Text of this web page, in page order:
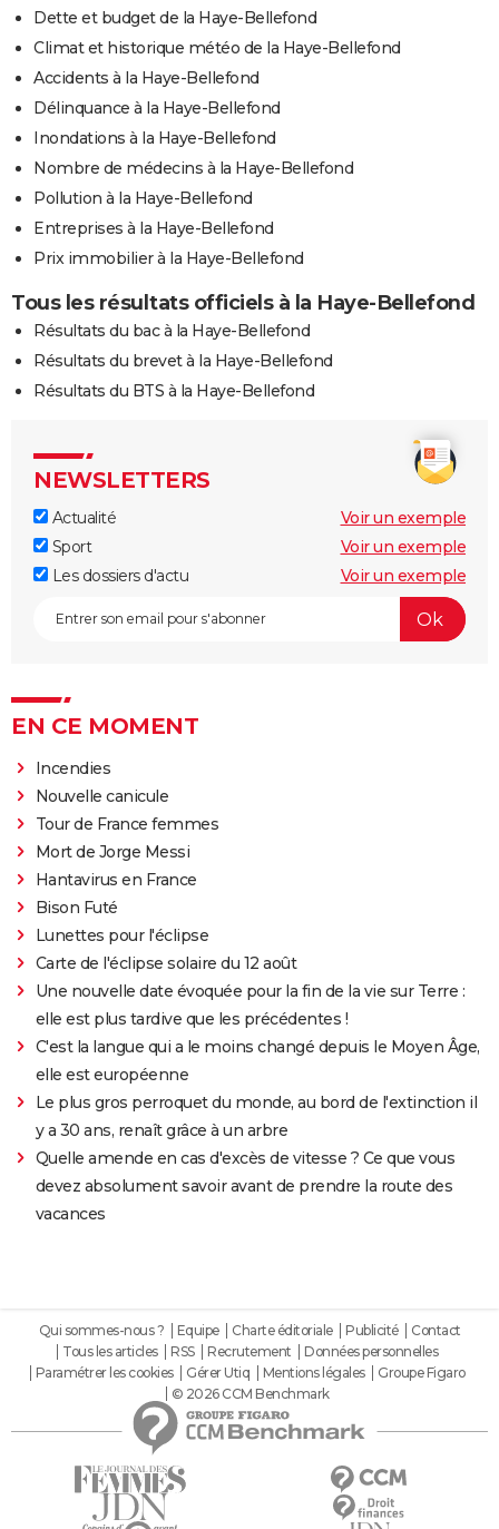
Dette et budget de la Haye-Bellefond
Climat et historique météo de la Haye-Bellefond
Accidents à la Haye-Bellefond
Délinquance à la Haye-Bellefond
Inondations à la Haye-Bellefond
Nombre de médecins à la Haye-Bellefond
Pollution à la Haye-Bellefond
Entreprises à la Haye-Bellefond
Prix immobilier à la Haye-Bellefond
Tous les résultats officiels à la Haye-Bellefond
Résultats du bac à la Haye-Bellefond
Résultats du brevet à la Haye-Bellefond
Résultats du BTS à la Haye-Bellefond
NEWSLETTERS
Actualité
Voir un exemple
Sport
Voir un exemple
Les dossiers d'actu
Voir un exemple
EN CE MOMENT
Incendies
Nouvelle canicule
Tour de France femmes
Mort de Jorge Messi
Hantavirus en France
Bison Futé
Lunettes pour l'éclipse
Carte de l'éclipse solaire du 12 août
Une nouvelle date évoquée pour la fin de la vie sur Terre :
elle est plus tardive que les précédentes !
C'est la langue qui a le moins changé depuis le Moyen Âge,
elle est européenne
Le plus gros perroquet du monde, au bord de l'extinction il
y a 30 ans, renaît grâce à un arbre
Quelle amende en cas d'excès de vitesse ? Ce que vous
devez absolument savoir avant de prendre la route des
vacances
Qui sommes-nous ? Equipe Charte éditoriale Publicité
Contact
Tous les articles
RSS Recrutement
Données personnelles
Paramétrer les cookies
Gérer Utiq Mentions légales
Groupe Figaro
© 2026 CCM Benchmark